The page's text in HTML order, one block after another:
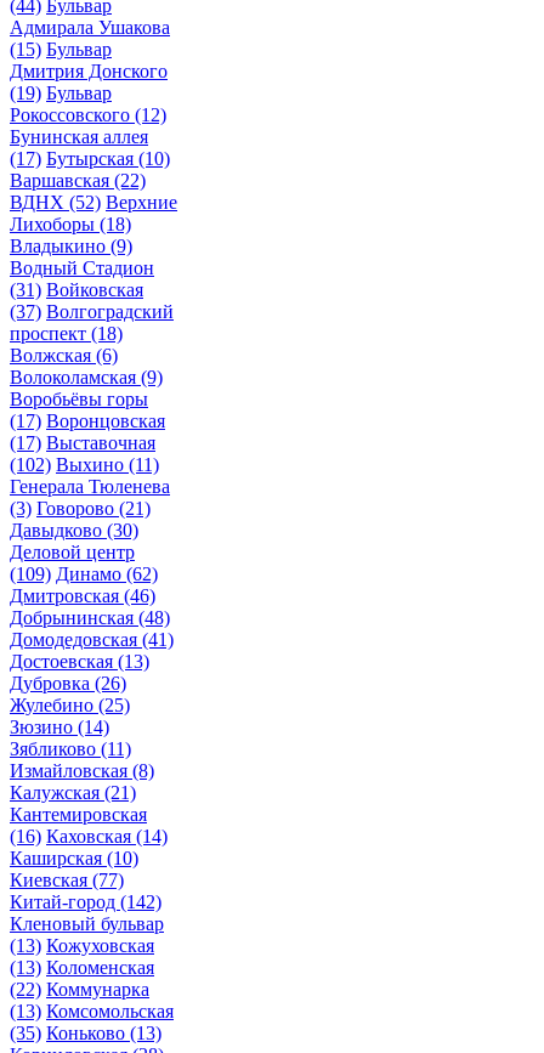
(44) Бульвар
Адмирала Ушакова
(15) Бульвар
Дмитрия Донского
(19) Бульвар
Рокоссовского (12)
Бунинская аллея
(17) Бутырская (10)
Варшавская (22)
ВДНХ (52) Верхние
Лихоборы (18)
Владыкино (9)
Водный Стадион
(31) Войковская
(37) Волгоградский
проспект (18)
Волжская (6)
Волоколамская (9)
Воробьёвы горы
(17) Воронцовская
(17) Выставочная
(102) Выхино (11)
Генерала Тюленева
(3) Говорово (21)
Давыдково (30)
Деловой центр
(109) Динамо (62)
Дмитровская (46)
Добрынинская (48)
Домодедовская (41)
Достоевская (13)
Дубровка (26)
Жулебино (25)
Зюзино (14)
Зябликово (11)
Измайловская (8)
Калужская (21)
Кантемировская
(16) Каховская (14)
Каширская (10)
Киевская (77)
Китай-город (142)
Кленовый бульвар
(13) Кожуховская
(13) Коломенская
(22) Коммунарка
(13) Комсомольская
(35) Коньково (13)